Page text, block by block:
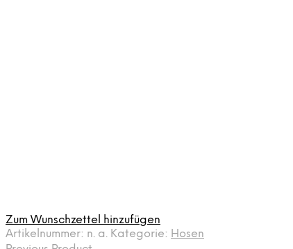
Zum Wunschzettel hinzufügen
Artikelnummer: n. a. Kategorie: Hosen